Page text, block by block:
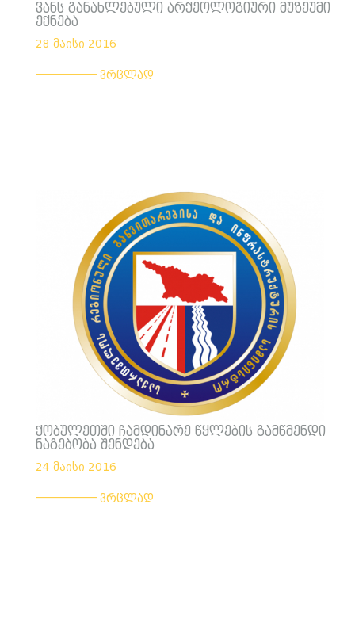
ვანს განახლებული არქეოლოგიური მუზეუმი
ექნება
28 მაისი 2016
ვრცლად
ქობულეთში ჩამდინარე წყლების გამწმენდი
ნაგებობა შენდება
24 მაისი 2016
ვრცლად